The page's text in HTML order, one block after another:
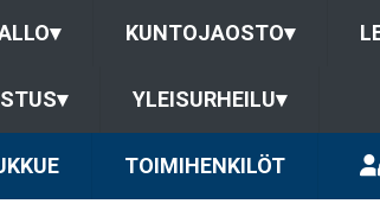
▾ KUNTOJAOSTO▾
▾ YLEISURHEILU▾
TOIMIHENKILÖT